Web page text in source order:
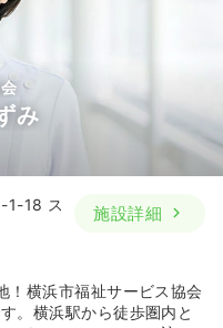
み
1-18 ス
施設詳細
！横浜市福祉サービス協会
。横浜駅から徒歩圏内と